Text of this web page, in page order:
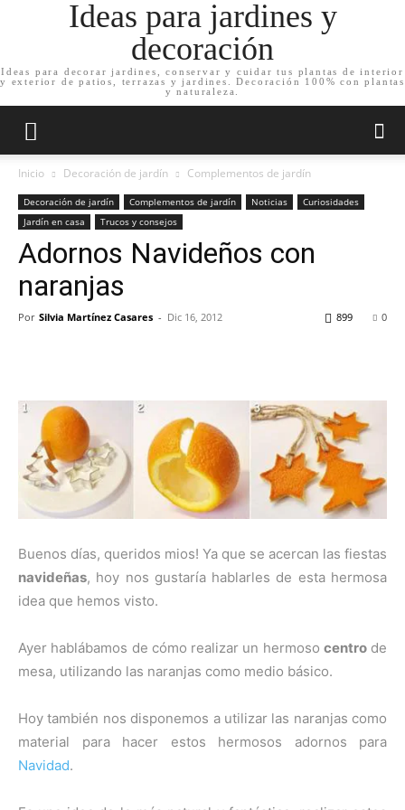
Ideas para jardines y
decoración
Ideas para decorar jardines, conservar y cuidar tus plantas de interior
y exterior de patios, terrazas y jardines. Decoración 100% con plantas
y naturaleza.
Inicio Decoración de jardín Complementos de jardín
Decoración de jardín Complementos de jardín Noticias
Curiosidades
Jardín en casa
Trucos y consejos
Adornos Navideños con
naranjas
Por Silvia Martínez Casares - Dic 16, 2012 0
899
Buenos días, queridos mios! Ya que se acercan las fiestas
navideñas, hoy nos gustaría hablarles de esta hermosa
idea que hemos visto.
Ayer hablábamos de cómo realizar un hermoso centrode
mesa, utilizando las naranjas como medio básico.
Hoy también nos disponemos a utilizar las naranjas como
material para hacer estos hermosos adornos para
Navidad.